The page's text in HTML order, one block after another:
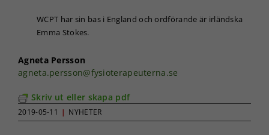
WCPT har sin bas i England och ordförande är irländska
Emma Stokes.
Agneta Persson
agneta.persson@fysioterapeuterna.se
Skriv ut eller skapa pdf
2019-05-11 | NYHETER